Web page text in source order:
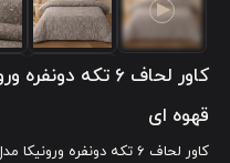
قهوه ای
کاور لحاف ۶ تکه دونفره ورونیکا مدل volare کلاسیک کرم قهوه ای